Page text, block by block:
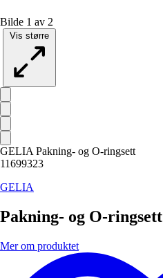
Bilde 1 av 2
Vis større
GELIA Pakning- og O-ringsett
11699323
GELIA
Pakning- og O-ringsett
Mer om produktet